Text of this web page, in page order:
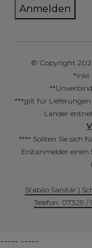
Anmelden
© Copyright
***gilt für
Länder
**** Sollten Sie sich
Erstanmelder
Stabilo Sanitär |
Telefon: 07329
----- -----